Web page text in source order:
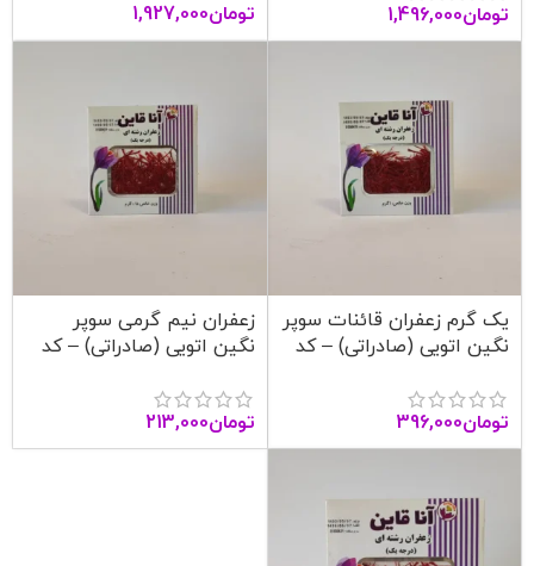
تومان1,496,000 تومان1,927,000
یک گرم زعفران قائنات سوپر
نگین اتویی (صادراتی) – کد
تومان396,000
زعفران نیم گرمی سوپر
نگین اتویی (صادراتی) – کد
تومان213,000